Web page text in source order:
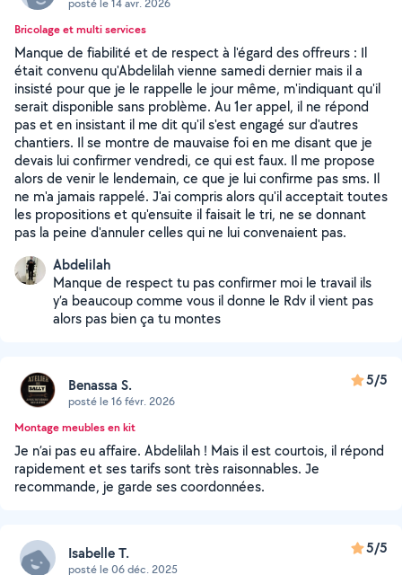
Bricolage et multi services
Manque de fiabilité et de respect à l'égard des offreurs : Il
était convenu qu'Abdelilah vienne samedi dernier mais il a
insisté pour que je le rappelle le jour même, m'indiquant qu'il
serait disponible sans problème. Au 1er appel, il ne répond
pas et en insistant il me dit qu'il s'est engagé sur d'autres
chantiers. Il se montre de mauvaise foi en me disant que je
devais lui confirmer vendredi, ce qui est faux. Il me propose
alors de venir le lendemain, ce que je lui confirme pas sms. Il
ne m'a jamais rappelé. J'ai compris alors qu'il acceptait toutes
les propositions et qu'ensuite il faisait le tri, ne se donnant
pas la peine d'annuler celles qui ne lui convenaient pas.
Abdelilah
Manque de respect tu pas confirmer moi le travail ils
y’a beaucoup comme vous il donne le Rdv il vient pas
alors pas bien ça tu montes
Benassa S.
posté le 16 févr. 2026
5/5
Montage meubles en kit
Je n’ai pas eu affaire. Abdelilah ! Mais il est courtois, il répond
rapidement et ses tarifs sont très raisonnables. Je
recommande, je garde ses coordonnées.
Isabelle T.
posté le 06 déc. 2025
5/5